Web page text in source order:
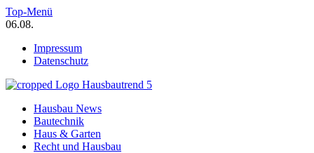
Zum
Inhalt
Top-Menü
06.08.
Impressum
Datenschutz
Hausbautrend Hausbau Trends
Hausbau, Modernisierung, Energietechnik, Haustechnik
Hausbau News
Bautechnik
Haus & Garten
Recht und Hausbau